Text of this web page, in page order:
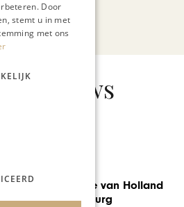
nieuws
De gastronomie van Holland
Casino Valkenburg
Door
stemt u in met
met ons